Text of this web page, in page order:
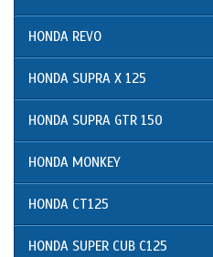
HONDA REVO
HONDA SUPRA X 125
HONDA SUPRA GTR 150
HONDA MONKEY
HONDA CT125
HONDA SUPER CUB C125